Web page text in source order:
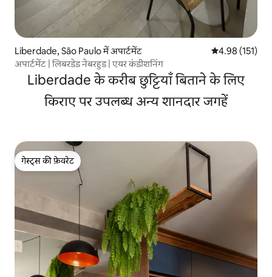
Liberdade, São Paulo में अपार्टमेंट औसत रेटिंग 5 में से
4.98 (151)
अपार्टमेंट | लिबरडेड नेबरहुड | एयर कंडीशनिंग
Liberdade के करीब छुट्टियाँ बिताने के लिए
किराए पर उपलब्ध अन्य शानदार जगहें
गेस्ट्स की फ़ेवरेट
गेस्ट्स की फ़ेवरेट